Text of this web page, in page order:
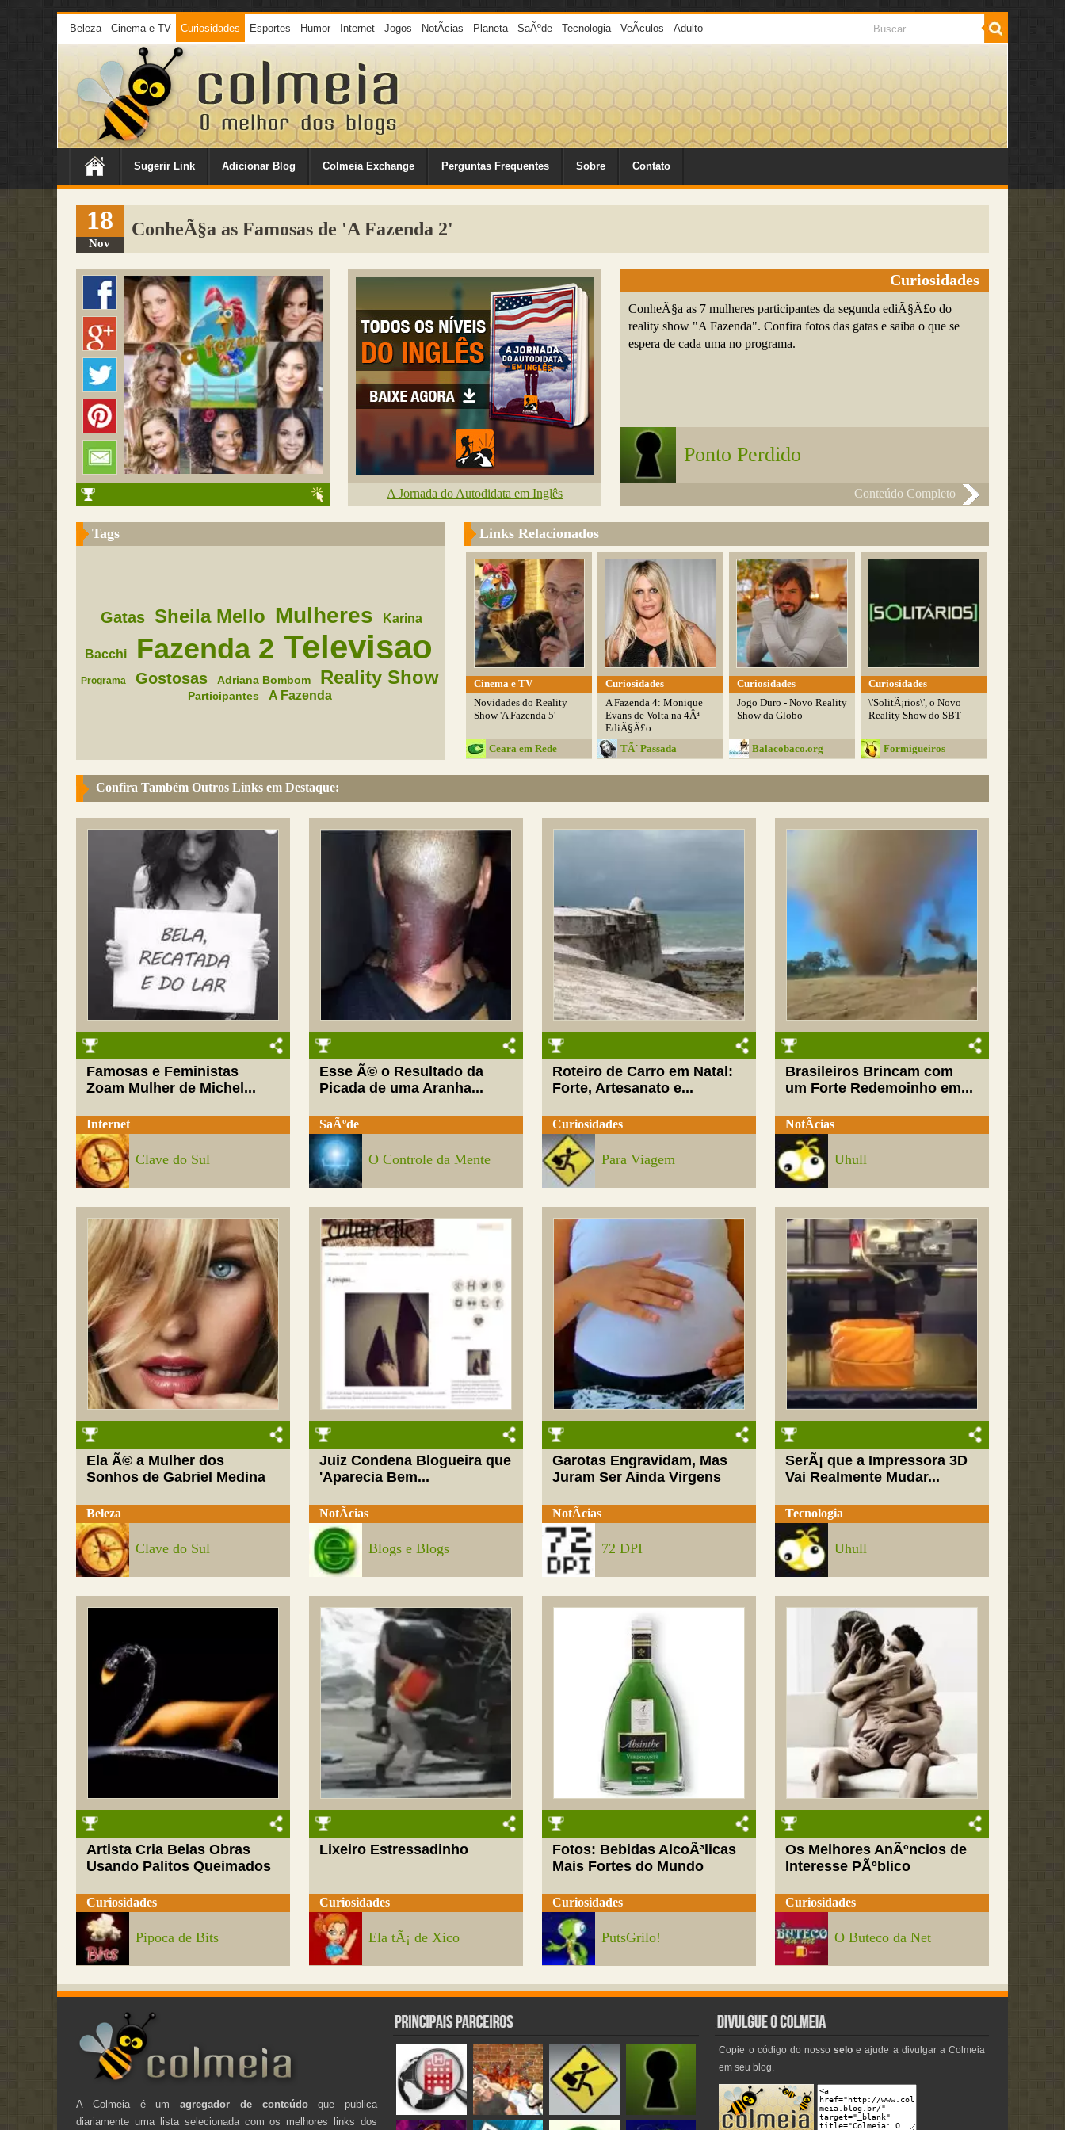
Beleza Cinema e TV Curiosidades Esportes Humor Internet Jogos NotÃ­cias Planeta SaÃºde Tecnologia VeÃ­culos Adulto
Sugerir Link Adicionar Blog Colmeia Exchange Perguntas Frequentes Sobre Contato
18
Nov
ConheÃ§a as Famosas de 'A Fazenda 2'
A Jornada do Autodidata em Inglês
Curiosidades
ConheÃ§a as 7 mulheres participantes da segunda ediÃ§Ã£o do
reality show "A Fazenda". Confira fotos das gatas e saiba o que se
espera de cada uma no programa.
Ponto Perdido
Conteúdo Completo
Tags
Gatas Sheila Mello Mulheres Karina
Bacchi Fazenda 2 Televisao
Programa Gostosas Adriana Bombom Reality Show
Participantes A Fazenda
Links Relacionados
Cinema e TV
Novidades do Reality
Show 'A Fazenda 5'
Ceara em Rede
Curiosidades
A Fazenda 4: Monique
Evans de Volta na 4Âª
EdiÃ§Ã£o...
TÃ´ Passada
Curiosidades
Jogo Duro - Novo Reality
Show da Globo
Balacobaco.org
Curiosidades
\'SolitÃ¡rios\', o Novo
Reality Show do SBT
Formigueiros
Confira Também Outros Links em Destaque:
Famosas e Feministas
Zoam Mulher de Michel...
Internet
Clave do Sul
Esse Ã© o Resultado da
Picada de uma Aranha...
SaÃºde
O Controle da Mente
Roteiro de Carro em Natal:
Forte, Artesanato e...
Curiosidades
Para Viagem
Brasileiros Brincam com
um Forte Redemoinho em...
NotÃ­cias
Uhull
Ela Ã© a Mulher dos
Sonhos de Gabriel Medina
Beleza
Clave do Sul
Juiz Condena Blogueira que
'Aparecia Bem...
NotÃ­cias
Blogs e Blogs
Garotas Engravidam, Mas
Juram Ser Ainda Virgens
NotÃ­cias
72 DPI
SerÃ¡ que a Impressora 3D
Vai Realmente Mudar...
Tecnologia
Uhull
Artista Cria Belas Obras
Usando Palitos Queimados
Curiosidades
Pipoca de Bits
Lixeiro Estressadinho
Curiosidades
Ela tÃ¡ de Xico
Fotos: Bebidas AlcoÃ³licas
Mais Fortes do Mundo
Curiosidades
PutsGrilo!
Os Melhores AnÃºncios de
Interesse PÃºblico
Curiosidades
O Buteco da Net
A Colmeia é umagregador de conteúdoque publica
diariamente uma lista selecionada com os melhores links dos
Copie o código do nossoselo e ajude a divulgar a Colmeia
em seu blog.